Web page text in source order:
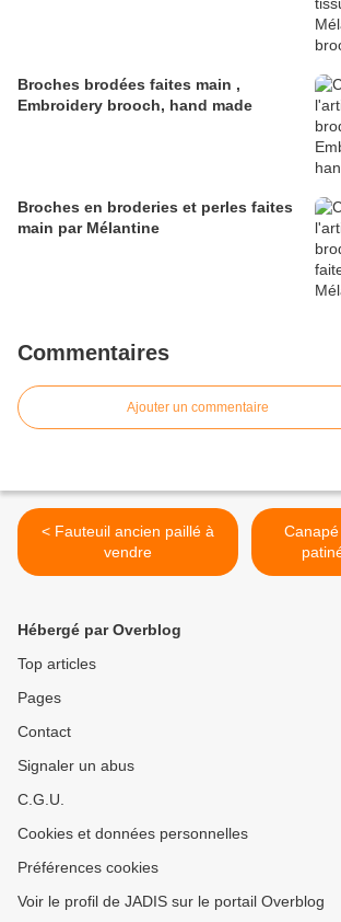
Broches brodées faites main ,
Embroidery brooch, hand made
Broches en broderies et perles faites
main par Mélantine
Commentaires
Ajouter un commentaire
< Fauteuil ancien paillé à
vendre
Hébergé par Overblog
Top articles
Pages
Contact
Signaler un abus
C.G.U.
Cookies et données personnelles
Préférences cookies
Voir le profil de JADIS sur le portail Overblog